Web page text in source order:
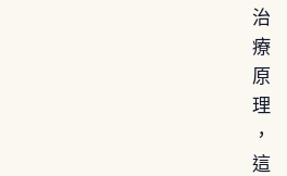
治
療
原
理
，
這